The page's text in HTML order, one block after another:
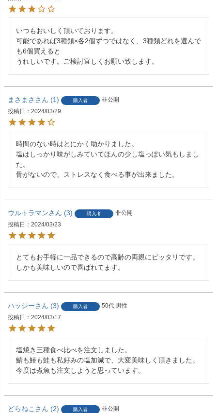
いつもおいしく頂いております。
可能であれば3種類×各2個ずつではなく、3種類どれを選んで
も6個買えると
うれしいです。ご検討宜しくお願い致します。
まさまさ 1 購入者
非公開
投稿日
2024/03/29
時間のない時はとにかく助かりました。
塩はしっかり味がしみていてほんの少し塩っぽい気もしまし
た。
ウルトラマン 3 購入者
非公開
投稿日
2024/03/23
とてもお手軽に一品できるので高齢の両親にピッタリです。
しかも美味しいので喜ばれてます。
ハッシー 3 購入者 50代 男性
投稿日
2024/03/17
塩焼き三種食べ比べを注文しました。
鯖も鰆も鮭も私好みの塩加減で、大変美味しく頂きました。
今度は煮魚も注文しようと思っています。
どらねこ 2 購入者
非公開